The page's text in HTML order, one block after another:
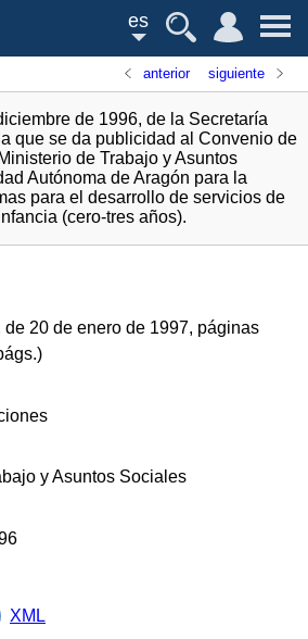
es
anterior siguiente
de 1996, de la Secretaría
que se da publicidad al Convenio de
de Trabajo y Asuntos
Autónoma de Aragón para la
para el desarrollo de servicios de
(cero-tres años).
de 20 de enero de 1997, páginas
)
y Asuntos Sociales
XML